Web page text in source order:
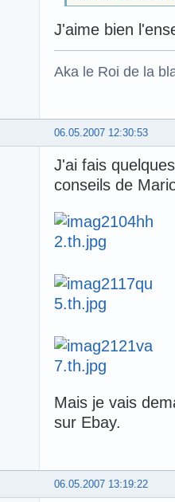
J'aime bien
Aka le Roi de la
06.05.2007 12:30:53
J'ai fais
conseils de
Mais je vais
sur Ebay.
06.05.2007 13:19:22